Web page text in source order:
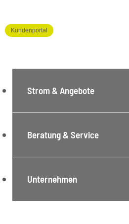
Kundenportal
Strom & Angebote
Beratung & Service
Unternehmen